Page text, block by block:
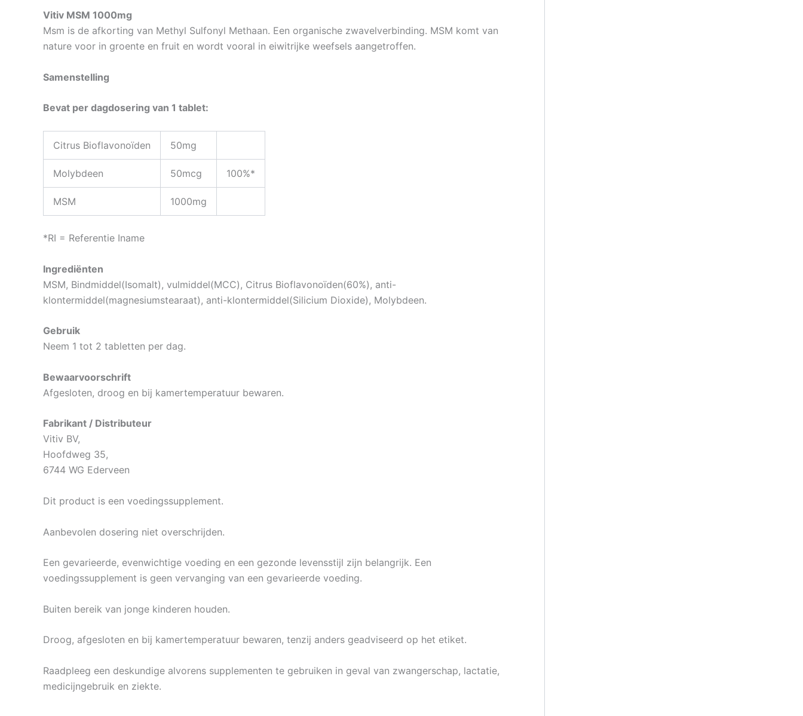
Vitiv MSM 1000mg
Msm is de afkorting van Methyl Sulfonyl Methaan. Een organische zwavelverbinding. MSM komt van
nature voor in groente en fruit en wordt vooral in eiwitrijke weefsels aangetroffen.
Samenstelling
Bevat per dagdosering van 1 tablet:
Citrus Bioflavonoïden 50mg
Molybdeen 50mcg 100%*
MSM 1000mg
*RI = Referentie Iname
Ingrediënten
MSM, Bindmiddel(Isomalt), vulmiddel(MCC), Citrus Bioflavonoïden(60%), anti-
klontermiddel(magnesiumstearaat), anti-klontermiddel(Silicium Dioxide), Molybdeen.
Gebruik
Neem 1 tot 2 tabletten per dag.
Bewaarvoorschrift
Afgesloten, droog en bij kamertemperatuur bewaren.
Fabrikant / Distributeur
Vitiv BV,
Hoofdweg 35,
6744 WG Ederveen
Dit product is een voedingssupplement.
Aanbevolen dosering niet overschrijden.
Een gevarieerde, evenwichtige voeding en een gezonde levensstijl zijn belangrijk. Een
voedingssupplement is geen vervanging van een gevarieerde voeding.
Buiten bereik van jonge kinderen houden.
Droog, afgesloten en bij kamertemperatuur bewaren, tenzij anders geadviseerd op het etiket.
Raadpleeg een deskundige alvorens supplementen te gebruiken in geval van zwangerschap, lactatie,
medicijngebruik en ziekte.